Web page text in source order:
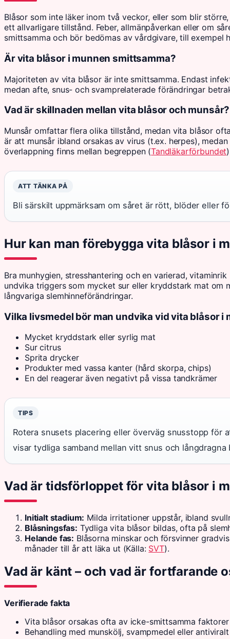
Blåsor som inte läker inom två veckor, eller som blir
ett allvarligare tillstånd. Feber, allmänpåverkan eller om
smittsamma och bör bedömas av vårdgivare, till exempel
Är vita blåsor i munnen smittsamma?
Majoriteten av vita blåsor är inte smittsamma. Endast
medan afte, snus- och svamprelaterade förändringar
Vad är skillnaden mellan vita blåsor och munsår?
Munsår omfattar flera olika tillstånd, medan vita blåsor
är att munsår ibland orsakas av virus (t.ex. herpes),
överlappning finns mellan begreppen (Tandläkarförbundet
ATT TÄNKA PÅ
Bli särskilt uppmärksam om såret är rött, blöder eller
Hur kan man förebygga vita blåsor i
Bra munhygien, stresshantering och en varierad,
undvika triggers som mycket sur eller kryddstark mat om
långvariga slemhinneförändringar.
Vilka livsmedel bör man undvika vid vita blåsor i
Mycket kryddstark eller syrlig mat
Sur citrus
Sprita drycker
Produkter med vassa kanter (hård skorpa, chips)
En del reagerar även negativt på vissa tandkrämer
TIPS
Rotera snusets placering eller överväg snusstopp för
visar tydliga samband mellan vitt snus och långdragna
Vad är tidsförloppet för vita blåsor i
Initialt stadium: Milda irritationer uppstår, ibland
Blåsningsfas: Tydliga vita blåsor bildas, ofta på
Helande fas: Blåsorna minskar och försvinner
månader till år att läka ut (Källa: SVT).
Vad är känt – och vad är fortfarande
Verifierade fakta
Vita blåsor orsakas ofta av icke-smittsamma faktorer
Behandling med munskölj, svampmedel eller